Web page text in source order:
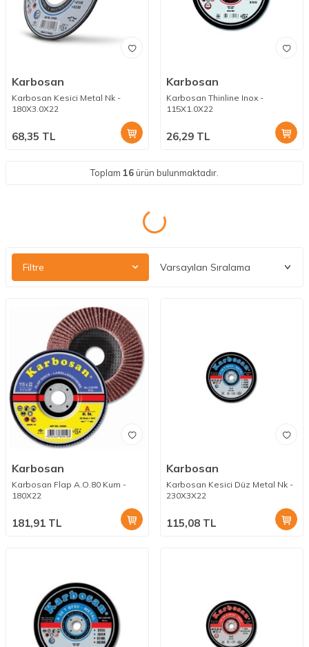
Karbosan
Karbosan Kesici Metal Nk -
180X3.0X22
68,35 TL
Karbosan
Karbosan Thinline Inox -
115X1.0X22
26,29 TL
Toplam 16 ürün bulunmaktadır.
Filtre
Karbosan
Karbosan Flap A.O.80 Kum -
180X22
181,91 TL
Karbosan
Karbosan Kesici Düz Metal Nk -
230X3X22
115,08 TL